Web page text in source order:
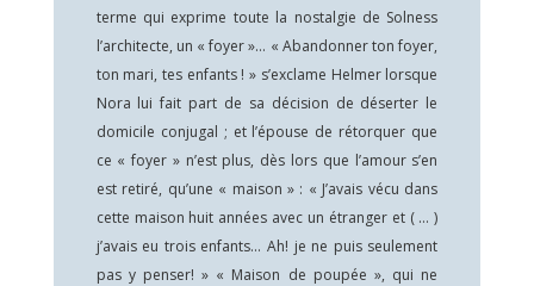
terme qui exprime toute la nostalgie de Solness
l’architecte, un « foyer »… « Abandonner ton foyer,
ton mari, tes enfants ! » s’exclame Helmer lorsque
Nora lui fait part de sa décision de déserter le
domicile conjugal ; et l’épouse de rétorquer que
ce « foyer » n’est plus, dès lors que l’amour s’en
est retiré, qu’une « maison » : « J’avais vécu dans
cette maison huit années avec un étranger et ( … )
j’avais eu trois enfants… Ah! je ne puis seulement
pas y penser! » « Maison de poupée », qui ne